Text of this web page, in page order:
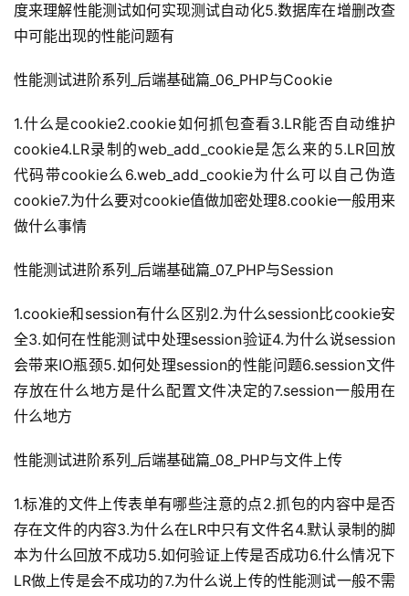
度来理解性能测试如何实现测试自动化5.数据库在增删改查
中可能出现的性能问题有
性能测试进阶系列_后端基础篇_06_PHP与Cookie
1.什么是cookie2.cookie如何抓包查看3.LR能否自动维护
cookie4.LR录制的web_add_cookie是怎么来的5.LR回放
代码带cookie么6.web_add_cookie为什么可以自己伪造
cookie7.为什么要对cookie值做加密处理8.cookie一般用来
做什么事情
性能测试进阶系列_后端基础篇_07_PHP与Session
1.cookie和session有什么区别2.为什么session比cookie安
全3.如何在性能测试中处理session验证4.为什么说session
会带来IO瓶颈5.如何处理session的性能问题6.session文件
存放在什么地方是什么配置文件决定的7.session一般用在
什么地方
性能测试进阶系列_后端基础篇_08_PHP与文件上传
1.标准的文件上传表单有哪些注意的点2.抓包的内容中是否
存在文件的内容3.为什么在LR中只有文件名4.默认录制的脚
本为什么回放不成功5.如何验证上传是否成功6.什么情况下
LR做上传是会不成功的7.为什么说上传的性能测试一般不需